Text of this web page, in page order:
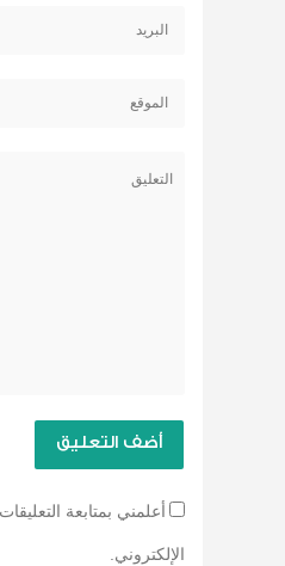
أعلمني بمتابعة
الإلكتروني.